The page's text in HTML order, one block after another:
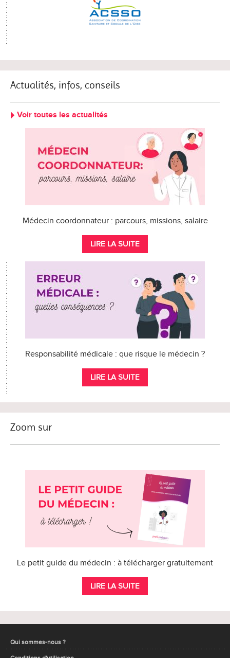
Actualités, infos, conseils
Voir toutes les actualités
Médecin coordonnateur : parcours, missions, salaire
LIRE LA SUITE
Responsabilité médicale : que risque le médecin ?
LIRE LA SUITE
Zoom sur
Le petit guide du médecin : à télécharger gratuitement
LIRE LA SUITE
Qui sommes-nous ?